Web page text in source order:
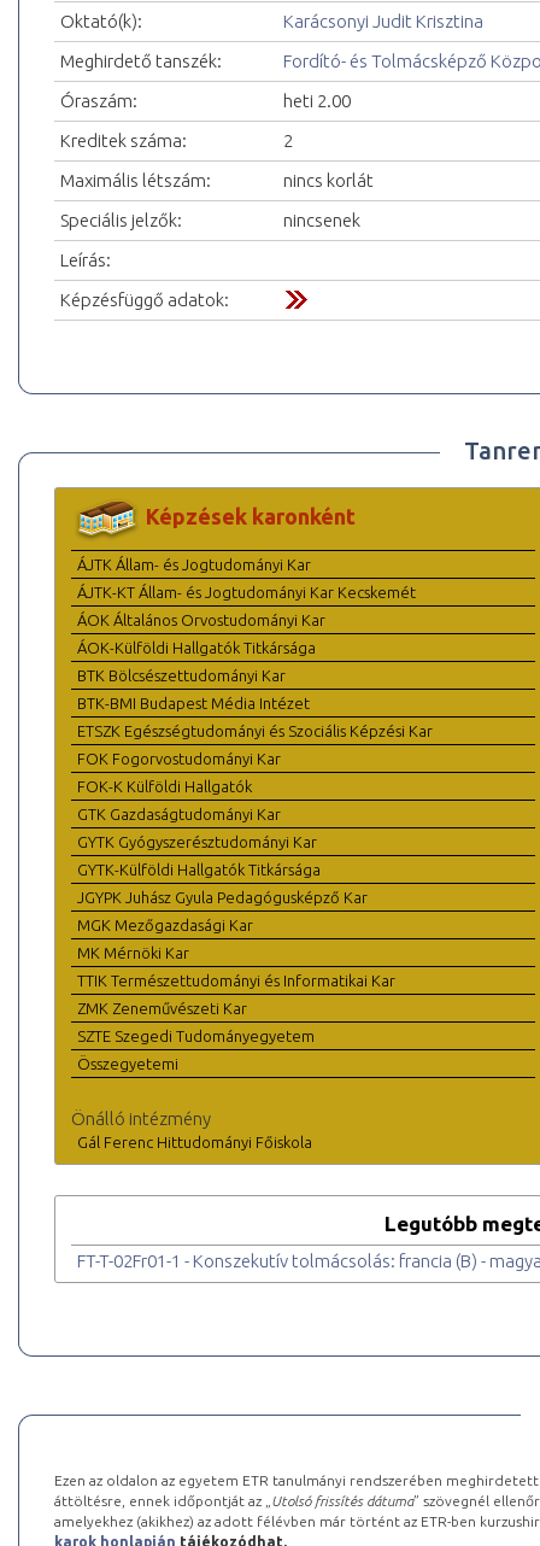
Oktató(k):
Karácsonyi Judit Krisztina
Meghirdető tanszék:
Fordító- és Tolmácsképző
Óraszám:
heti 2.00
Kreditek száma:
2
Maximális létszám:
nincs korlát
Speciális jelzők:
nincsenek
Leírás:
Képzésfüggő adatok:
Képzések karonként
ÁJTK Állam- és Jogtudományi Kar
ÁJTK-KT Állam- és Jogtudományi Kar Kecskemét
ÁOK Általános Orvostudományi Kar
ÁOK-Külföldi Hallgatók Titkársága
BTK Bölcsészettudományi Kar
BTK-BMI Budapest Média Intézet
ETSZK Egészségtudományi és Szociális Képzési Kar
FOK Fogorvostudományi Kar
FOK-K Külföldi Hallgatók
GTK Gazdaságtudományi Kar
GYTK Gyógyszerésztudományi Kar
GYTK-Külföldi Hallgatók Titkársága
JGYPK Juhász Gyula Pedagógusképző Kar
MGK Mezőgazdasági Kar
MK Mérnöki Kar
TTIK Természettudományi és Informatikai Kar
ZMK Zeneművészeti Kar
SZTE Szegedi Tudományegyetem
Összegyetemi
Önálló intézmény
Gál Ferenc Hittudományi Főiskola
Legutóbb
FT-T-02Fr01-1 - Konszekutív tolmácsolás: francia (B) -
Ezen az oldalon az egyetem ETR tanulmányi rendszerében
áttöltésre, ennek időpontját az „ Utolsó frissítés dátuma” szövegnél
amelyekhez (akikhez) az adott félévben már történt az ETR-ben
karok honlapján tájékozódhat.